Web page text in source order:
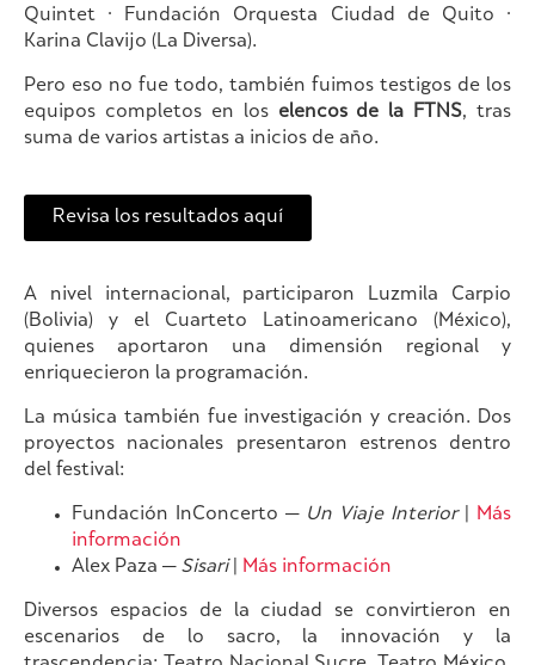
Quintet · Fundación Orquesta Ciudad de Quito ·
Karina Clavijo (La Diversa).
Pero eso no fue todo, también fuimos testigos de los
equipos completos en los elencos de la FTNS, tras
suma de varios artistas a inicios de año.
Revisa los resultados aquí
A nivel internacional, participaron Luzmila Carpio
(Bolivia) y el Cuarteto Latinoamericano (México),
quienes aportaron una dimensión regional y
enriquecieron la programación.
La música también fue investigación y creación. Dos
proyectos nacionales presentaron estrenos dentro
del festival:
Fundación InConcerto — Un Viaje Interior
Más
información
Alex Paza — Sisari Más información
Diversos espacios de la ciudad se convirtieron en
escenarios de lo sacro, la innovación y la